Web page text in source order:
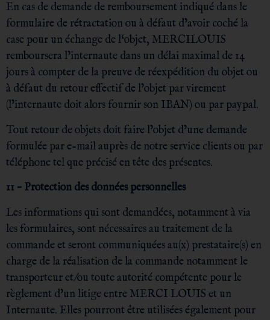
En cas de demande de remboursement indiqué dans le
formulaire de rétractation ou à défaut d’avoir coché la
case pour un échange de l‘objet, MERCILOUIS
remboursera l’internaute dans un délai maximal de 14
jours à compter de la preuve de réexpédition du objet ou
à défaut du retour effectif de l’objet par virement
(l’internaute doit alors fournir son IBAN) ou par paypal.
Tout retour de objets doit faire l’objet d’une demande
formulée par e-mail auprès de notre service clients ou par
téléphone tel que précisé en tête des présentes.
11 – Protection des données personnelles
Les informations qui sont demandées, notamment à via
les formulaires, sont nécessaires au traitement de la
commande et seront communiquées au(x) prestataire(s) en
charge de la réalisation de la commande notamment le
transporteur et/ou toute autorité compétente pour le
règlement d’un litige entre MERCI LOUIS et un
Internaute. Elles pourront être utilisées également pour